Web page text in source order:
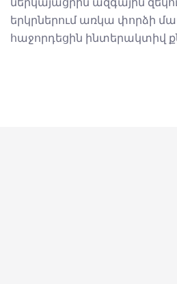
ներկայացրին ազգային
երկրներում առկա փորձի
հաջորդեցին ինտերակտիվ